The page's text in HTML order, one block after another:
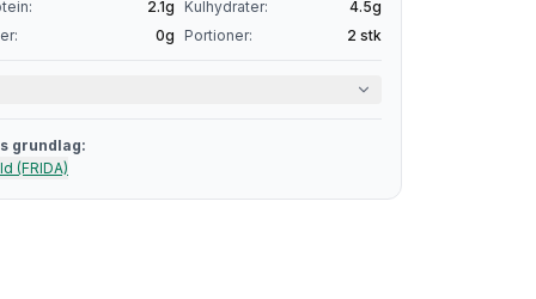
2.1g Kulhydrater: 4.5g
0g Portioner: 2 stk
grundlag:
(FRIDA)